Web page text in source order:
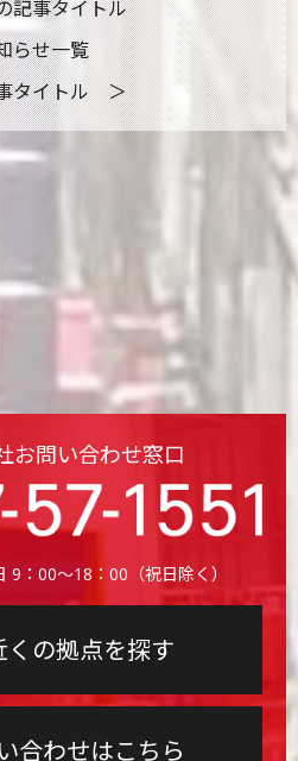
事タイトル
らせ一覧
タイトル ＞
お問い合わせ窓口
9：00〜18：00（祝日除く）
くの拠点を探す
合わせはこちら